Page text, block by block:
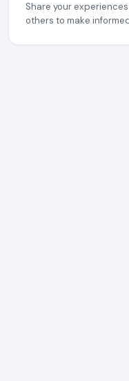
Share your
others to make